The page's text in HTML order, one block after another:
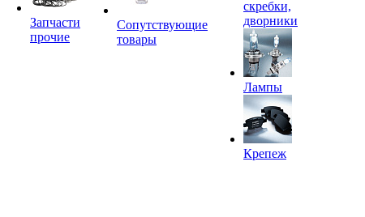
Запчасти
прочие
Сопутствующие
товары
скребки,
дворники
Лампы
Крепеж